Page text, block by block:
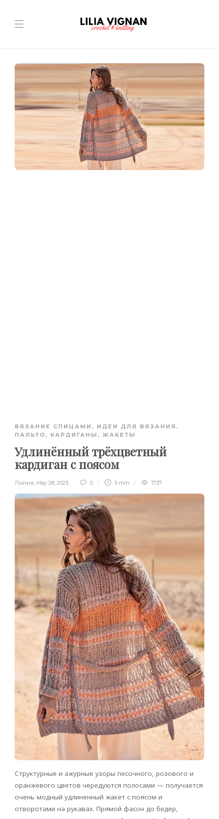
ВЯЗАНИЕ СПИЦАМИ , ИДЕИ ДЛЯ ВЯЗАНИЯ ,
ПАЛЬТО, КАРДИГАНЫ, ЖАКЕТЫ
Удлинённый трёхцветный
кардиган с поясом
Лилия, May 28, 2025 0 5 min 1737
Структурные и ажурные узоры песочного, розового и
оранжевого цветов чередуются полосами — получается
очень модный удлиненный жакет с поясом и
отворотами на рукавах. Прямой фасон до бедер,